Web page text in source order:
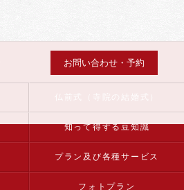
お問い合わせ・予約
知って得する豆知識
プラン及び各種サービス
フォトプラン